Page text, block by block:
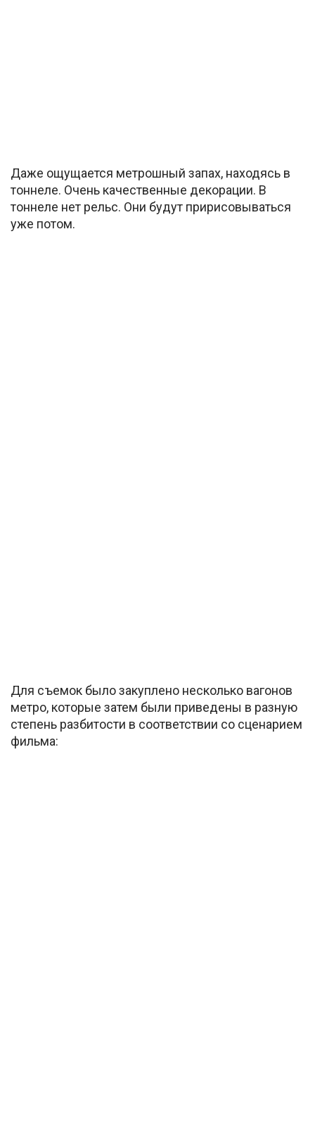
Даже ощущается метрошный запах, находясь в
тоннеле. Очень качественные декорации. В
тоннеле нет рельс. Они будут пририсовываться
уже потом.
Для съемок было закуплено несколько вагонов
метро, которые затем были приведены в разную
степень разбитости в соответствии со сценарием
фильма: